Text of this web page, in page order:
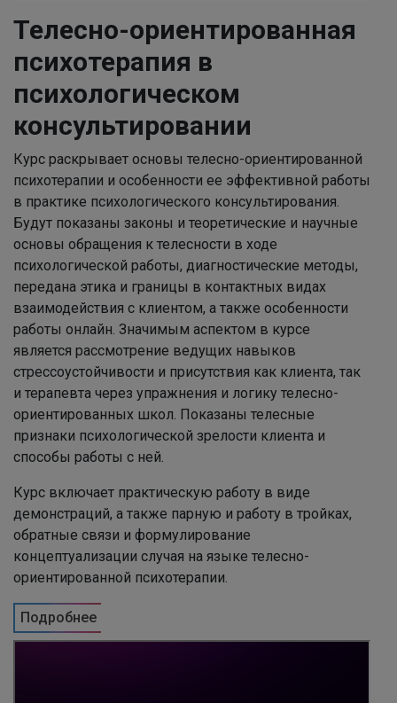
Телесно-ориентированная
психотерапия в
психологическом
консультировании
Курс раскрывает основы телесно-ориентированной
психотерапии и особенности ее эффективной работы
в практике психологического консультирования.
Будут показаны законы и теоретические и научные
основы обращения к телесности в ходе
психологической работы, диагностические методы,
передана этика и границы в контактных видах
взаимодействия с клиентом, а также особенности
работы онлайн. Значимым аспектом в курсе
является рассмотрение ведущих навыков
стрессоустойчивости и присутствия как клиента, так
и терапевта через упражнения и логику телесно-
ориентированных школ. Показаны телесные
признаки психологической зрелости клиента и
способы работы с ней.
Курс включает практическую работу в виде
демонстраций, а также парную и работу в тройках,
обратные связи и формулирование
концептуализации случая на языке телесно-
ориентированной психотерапии.
Подробнее